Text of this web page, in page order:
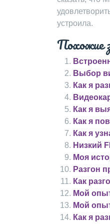
устроила.
Похожие
Выбор
Как я
Как я
Как я
Как я
Низкий
Моя
Разгон
Как
Мой
Мой
Как я